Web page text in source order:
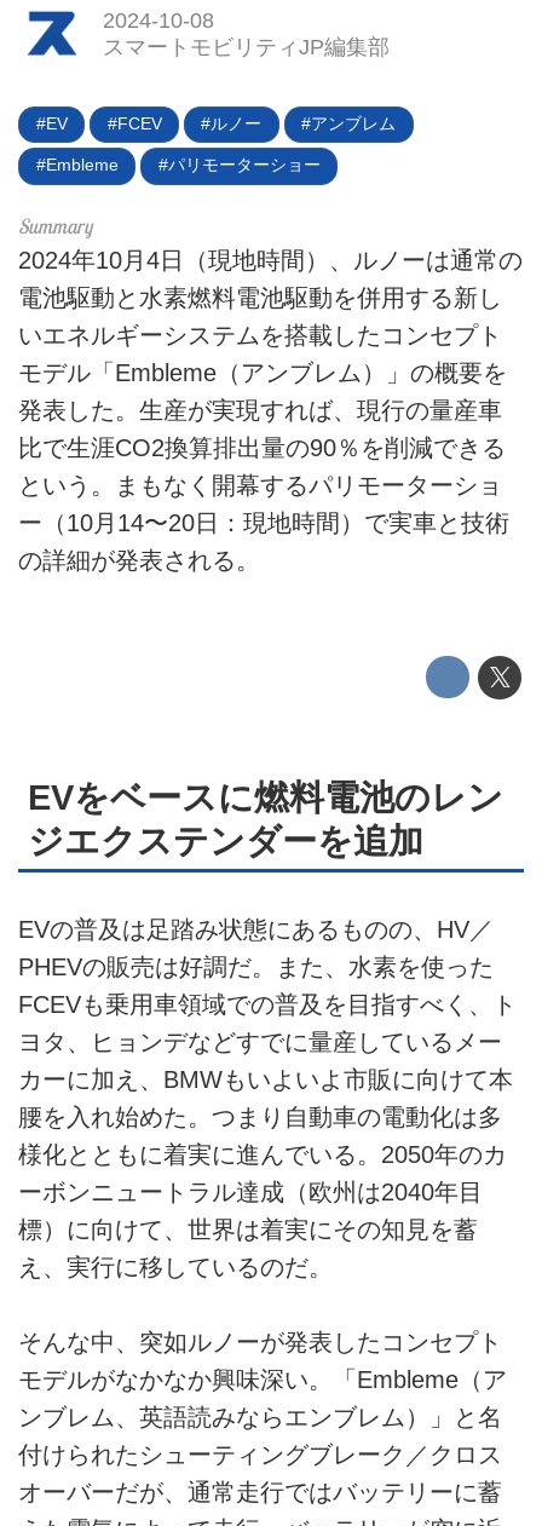
HOME
EV
電動バイク
電動キックボード
ライフスタイル
利用規約
プライバシーポリシー
ライター名簿
お問い合せ
広告掲載について
2024-10-08
スマートモビリティJP編集部
EV FCEV ルノー アンブレム
Embleme パリモーターショー
2024年10月4日（現地時間）、ルノーは通常の
電池駆動と水素燃料電池駆動を併用する新し
いエネルギーシステムを搭載したコンセプト
モデル「Embleme（アンブレム）」の概要を
発表した。生産が実現すれば、現行の量産車
比で生涯CO2換算排出量の90％を削減できる
という。まもなく開幕するパリモーターショ
ー（10月14〜20日：現地時間）で実車と技術
の詳細が発表される。
EVをベースに燃料電池のレン
ジエクステンダーを追加
EVの普及は足踏み状態にあるものの、HV／
PHEVの販売は好調だ。また、水素を使った
FCEVも乗用車領域での普及を目指すべく、ト
ヨタ、ヒョンデなどすでに量産しているメー
カーに加え、BMWもいよいよ市販に向けて本
腰を入れ始めた。つまり自動車の電動化は多
様化とともに着実に進んでいる。2050年のカ
ーボンニュートラル達成（欧州は2040年目
標）に向けて、世界は着実にその知見を蓄
え、実行に移しているのだ。
そんな中、突如ルノーが発表したコンセプト
モデルがなかなか興味深い。「Embleme（ア
ンブレム、英語読みならエンブレム）」と名
付けられたシューティングブレーク／クロス
オーバーだが、通常走行ではバッテリーに蓄